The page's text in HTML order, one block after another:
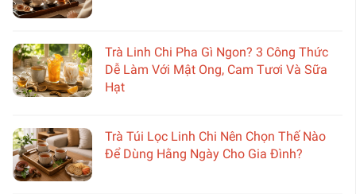
Trà Linh Chi Pha Gì Ngon? 3 Công Thức
Dễ Làm Với Mật Ong, Cam Tươi Và Sữa
Hạt
Trà Túi Lọc Linh Chi Nên Chọn Thế Nào
Để Dùng Hằng Ngày Cho Gia Đình?